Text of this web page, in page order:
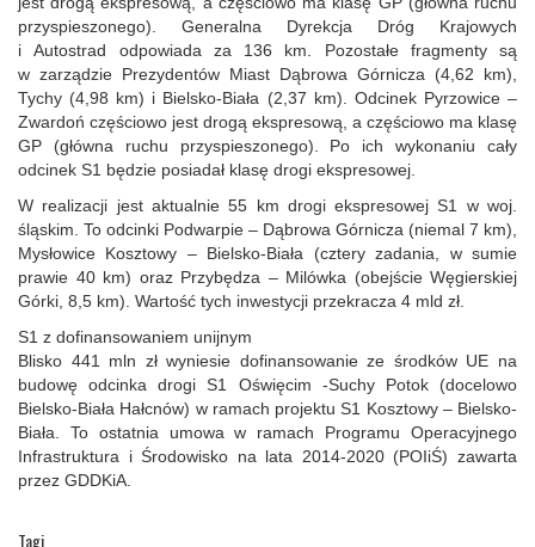
przyspieszonego). Generalna Dyrekcja Dróg Krajowych
i Autostrad odpowiada za 136 km. Pozostałe fragmenty są
w zarządzie Prezydentów Miast Dąbrowa Górnicza (4,62 km),
Tychy (4,98 km) i Bielsko-Biała (2,37 km). Odcinek Pyrzowice –
Zwardoń częściowo jest drogą ekspresową, a częściowo ma klasę
GP (główna ruchu przyspieszonego). Po ich wykonaniu cały
odcinek S1 będzie posiadał klasę drogi ekspresowej.
W realizacji jest aktualnie 55 km drogi ekspresowej S1 w woj.
śląskim. To odcinki Podwarpie – Dąbrowa Górnicza (niemal 7 km),
Mysłowice Kosztowy – Bielsko-Biała (cztery zadania, w sumie
prawie 40 km) oraz Przybędza – Milówka (obejście Węgierskiej
Górki, 8,5 km). Wartość tych inwestycji przekracza 4 mld zł.
S1 z dofinansowaniem unijnym
Blisko 441 mln zł wyniesie dofinansowanie ze środków UE na
budowę odcinka drogi S1 Oświęcim -Suchy Potok (docelowo
Bielsko-Biała Hałcnów) w ramach projektu S1 Kosztowy – Bielsko-
Biała. To ostatnia umowa w ramach Programu Operacyjnego
Infrastruktura i Środowisko na lata 2014-2020 (POIiŚ) zawarta
przez GDDKiA.
Tagi